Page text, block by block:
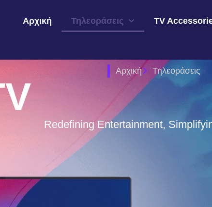
Αρχική Τηλεοράσεις TV
Αρχική Τηλεοράσεις
Redefining Entertainment,